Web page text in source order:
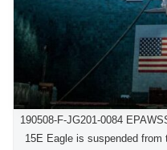
190508-F-JG201-0084
15E Eagle is suspended